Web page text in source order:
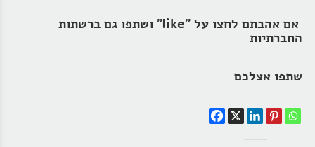
אם אהבתם לחצו על "like" ושתפו גם ברשתות
החברתיות
שתפו אצלכם